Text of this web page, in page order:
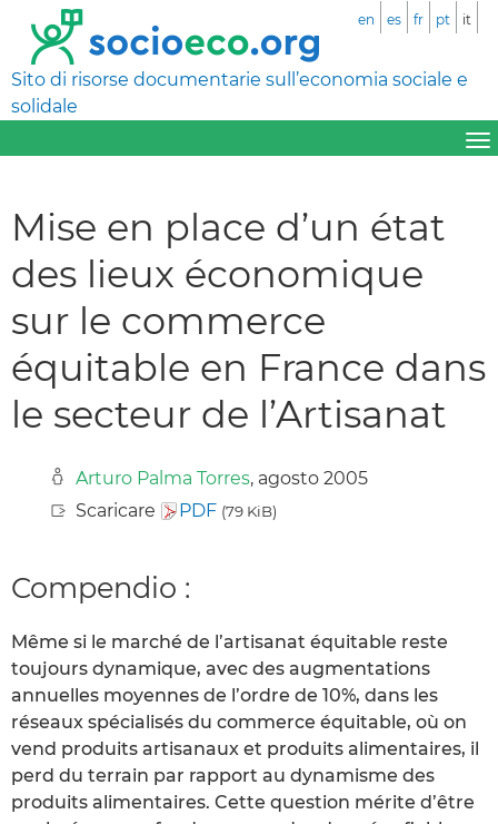
Sito di risorse documentarie sull’economia sociale e
solidale
en es fr pt it
Mise en place d’un état
des lieux économique
sur le commerce
équitable en France dans
le secteur de l’Artisanat
Arturo Palma Torres, agosto 2005
Scaricare
PDF (79 KiB)
Compendio :
Même si le marché de l’artisanat équitable reste
toujours dynamique, avec des augmentations
annuelles moyennes de l’ordre de 10%, dans les
réseaux spécialisés du commerce équitable, où on
vend produits artisanaux et produits alimentaires, il
perd du terrain par rapport au dynamisme des
produits alimentaires. Cette question mérite d’être